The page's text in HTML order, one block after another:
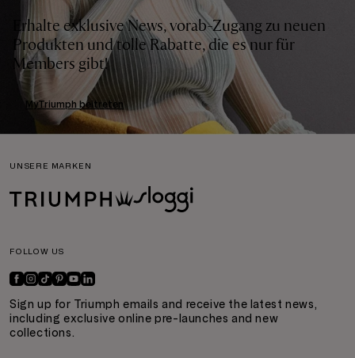
Erhalte exklusive News, vorab-Zugang zu neuen
Produkten und tolle Rabatte, die es nur für
Members gibt!
MyTriumph beitreten
UNSERE MARKEN
FOLLOW US
Sign up for Triumph emails and receive the latest news,
including exclusive online pre-launches and new
collections.